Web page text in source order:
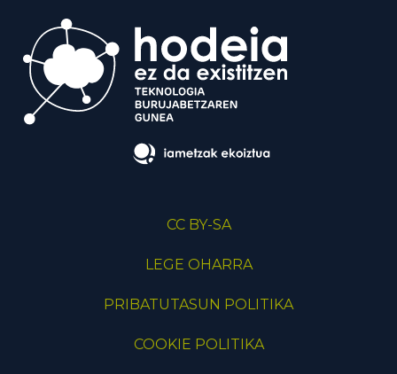
CC BY-SA
LEGE OHARRA
PRIBATUTASUN POLITIKA
COOKIE POLITIKA